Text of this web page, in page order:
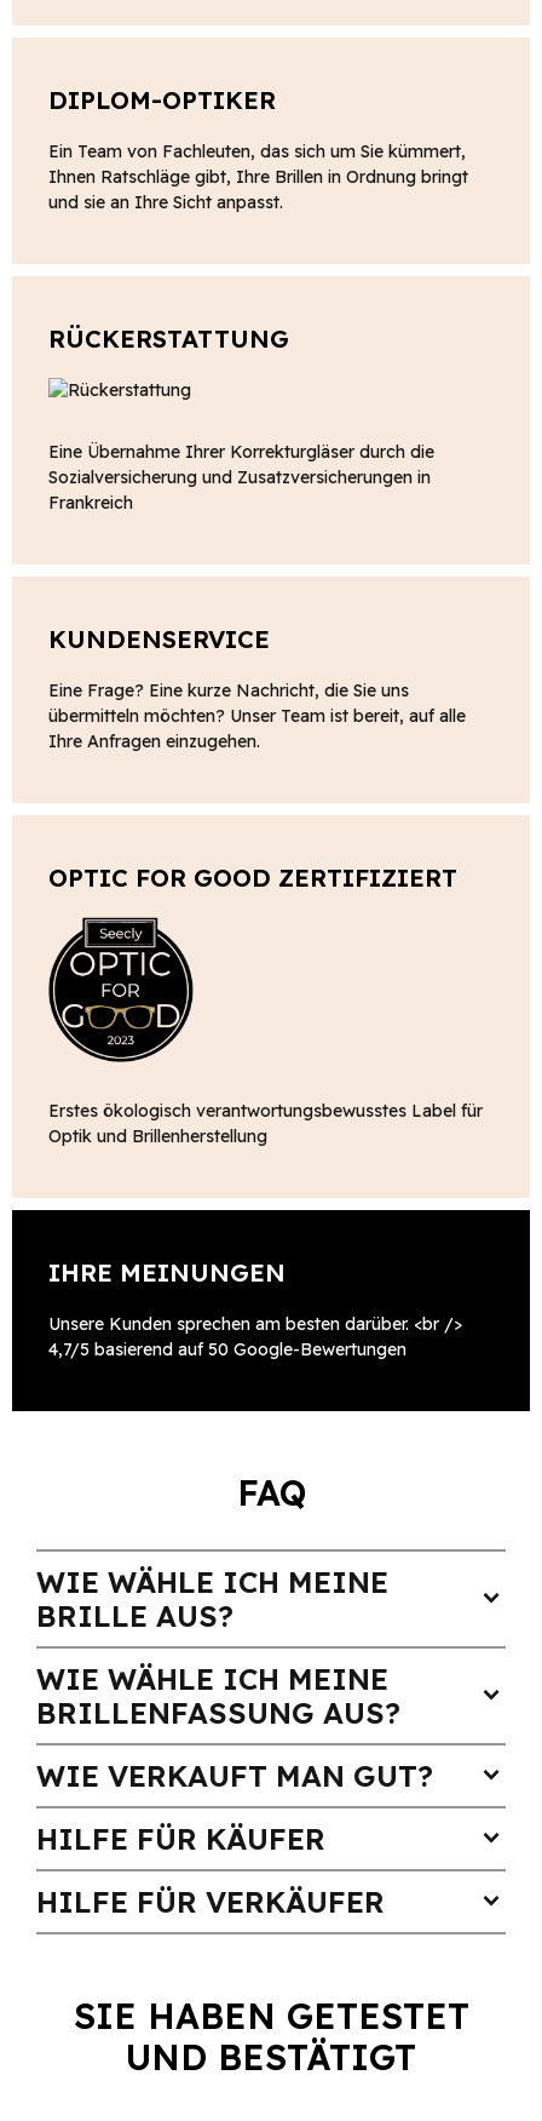
DIPLOM-OPTIKER
Ein Team von Fachleuten, das sich um Sie kümmert,
Ihnen Ratschläge gibt, Ihre Brillen in Ordnung bringt
und sie an Ihre Sicht anpasst.
RÜCKERSTATTUNG
Eine Übernahme Ihrer Korrekturgläser durch die
Sozialversicherung und Zusatzversicherungen in
Frankreich
KUNDENSERVICE
Eine Frage? Eine kurze Nachricht, die Sie uns
übermitteln möchten? Unser Team ist bereit, auf alle
Ihre Anfragen einzugehen.
OPTIC FOR GOOD ZERTIFIZIERT
Erstes ökologisch verantwortungsbewusstes Label für
Optik und Brillenherstellung
IHRE MEINUNGEN
Unsere Kunden sprechen am besten darüber. <br />
4,7/5 basierend auf 50 Google-Bewertungen
FAQ
WIE WÄHLE ICH MEINE
BRILLE AUS?
expand_more
WIE WÄHLE ICH MEINE
BRILLENFASSUNG AUS?
expand_more
WIE VERKAUFT MAN GUT? expand_more
HILFE FÜR KÄUFER expand_more
HILFE FÜR VERKÄUFER expand_more
SIE HABEN GETESTET
UND BESTÄTIGT